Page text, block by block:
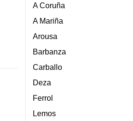
A Coruña
A Mariña
Arousa
Barbanza
Carballo
Deza
Ferrol
Lemos